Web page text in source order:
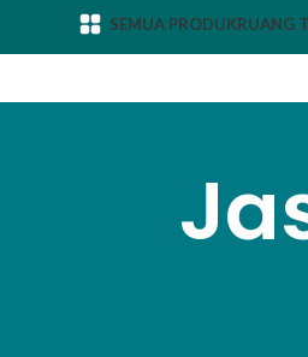
SEMUA PRODUKRUANG